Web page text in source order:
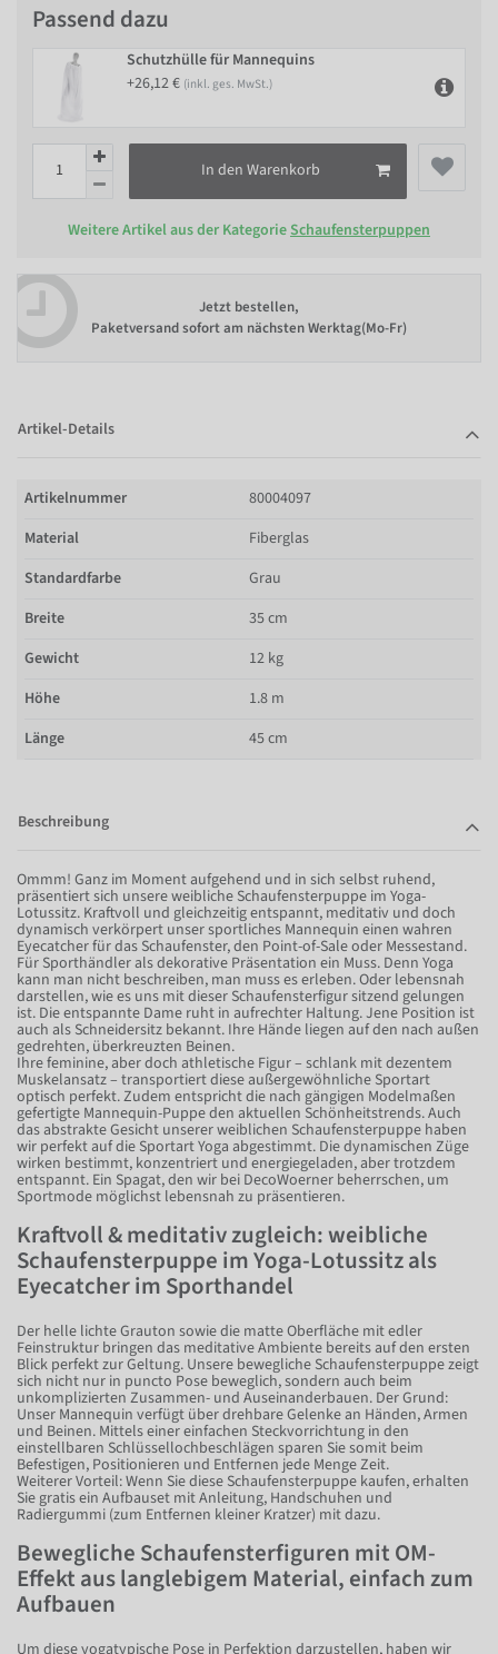
Passend dazu
Schutzhülle für Mannequins
+26,12 € (inkl. ges. MwSt.)
In den Warenkorb
Weitere Artikel aus der KategorieSchaufensterpuppen
Jetzt bestellen,
Paketversand sofort am nächsten Werktag(Mo-Fr)
Artikel-Details
Artikelnummer
80004097
Material
Fiberglas
Standardfarbe
Grau
Breite
35 cm
Gewicht
12 kg
Höhe
1.8 m
Länge
45 cm
Beschreibung
Ommm! Ganz im Moment aufgehend und in sich selbst ruhend,
präsentiert sich unsere weibliche Schaufensterpuppe im Yoga-
Lotussitz. Kraftvoll und gleichzeitig entspannt, meditativ und doch
dynamisch verkörpert unser sportliches Mannequin einen wahren
Eyecatcher für das Schaufenster, den Point-of-Sale oder Messestand.
Für Sporthändler als dekorative Präsentation ein Muss. Denn Yoga
kann man nicht beschreiben, man muss es erleben. Oder lebensnah
darstellen, wie es uns mit dieser Schaufensterfigur sitzend gelungen
ist. Die entspannte Dame ruht in aufrechter Haltung. Jene Position ist
auch als Schneidersitz bekannt. Ihre Hände liegen auf den nach außen
gedrehten, überkreuzten Beinen.
Ihre feminine, aber doch athletische Figur – schlank mit dezentem
Muskelansatz – transportiert diese außergewöhnliche Sportart
optisch perfekt. Zudem entspricht die nach gängigen Modelmaßen
gefertigte Mannequin-Puppe den aktuellen Schönheitstrends. Auch
das abstrakte Gesicht unserer weiblichen Schaufensterpuppe haben
wir perfekt auf die Sportart Yoga abgestimmt. Die dynamischen Züge
wirken bestimmt, konzentriert und energiegeladen, aber trotzdem
entspannt. Ein Spagat, den wir bei DecoWoerner beherrschen, um
Sportmode möglichst lebensnah zu präsentieren.
Kraftvoll & meditativ zugleich: weibliche
Schaufensterpuppe im Yoga-Lotussitz als
Eyecatcher im Sporthandel
Der helle lichte Grauton sowie die matte Oberfläche mit edler
Feinstruktur bringen das meditative Ambiente bereits auf den ersten
Blick perfekt zur Geltung. Unsere bewegliche Schaufensterpuppe zeigt
sich nicht nur in puncto Pose beweglich, sondern auch beim
unkomplizierten Zusammen- und Auseinanderbauen. Der Grund:
Unser Mannequin verfügt über drehbare Gelenke an Händen, Armen
und Beinen. Mittels einer einfachen Steckvorrichtung in den
einstellbaren Schlüssellochbeschlägen sparen Sie somit beim
Befestigen, Positionieren und Entfernen jede Menge Zeit.
Weiterer Vorteil: Wenn Sie diese Schaufensterpuppe kaufen, erhalten
Sie gratis ein Aufbauset mit Anleitung, Handschuhen und
Radiergummi (zum Entfernen kleiner Kratzer) mit dazu.
Bewegliche Schaufensterfiguren mit OM-
Effekt aus langlebigem Material, einfach zum
Aufbauen
Um diese yogatypische Pose in Perfektion darzustellen, haben wir